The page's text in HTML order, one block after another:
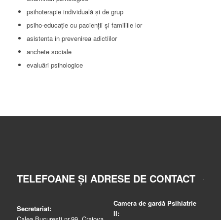
psihoterapie individuală şi de grup
psiho-educaţie cu pacienţii şi familiile lor
asistenta in prevenirea adictiilor
anchete sociale
evaluări psihologice
TELEFOANE ȘI ADRESE DE CONTACT
Secretariat:
Camera de gardă Psihiatrie
II: